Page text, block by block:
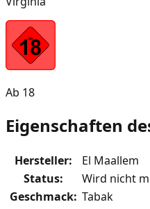
Ab 18
Eigenschaften
Hersteller:
El Maallem
Status:
Wird nicht
Geschmack: Tabak